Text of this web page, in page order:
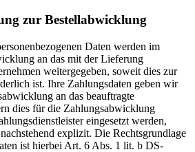
zur Bestellabwicklung
Daten werden im
an das mit der Lieferung
weitergegeben, soweit dies zur
ist. Ihre Zahlungsdaten geben wir
an das beauftragte
dies für die Zahlungsabwicklung
eingesetzt werden,
explizit. Die Rechtsgrundlage
ist hierbei Art. 6 Abs. 1 lit. b DS-